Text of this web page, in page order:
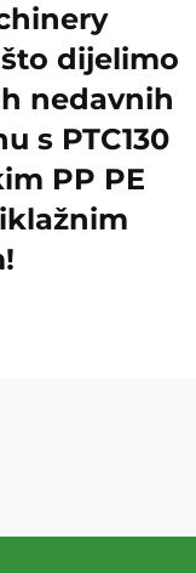
dijelimo
nedavnih
s PTC130
PP PE